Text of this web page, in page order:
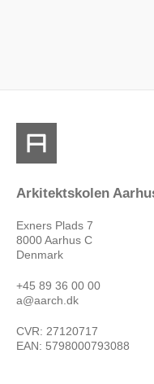
Arkitektskolen
Exners Plads 7
8000 Aarhus C
Denmark
+45 89 36 00 00
a@aarch.dk
CVR: 27120717
EAN: 5798000793088